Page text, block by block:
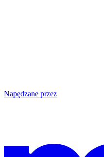
Napędzane przez